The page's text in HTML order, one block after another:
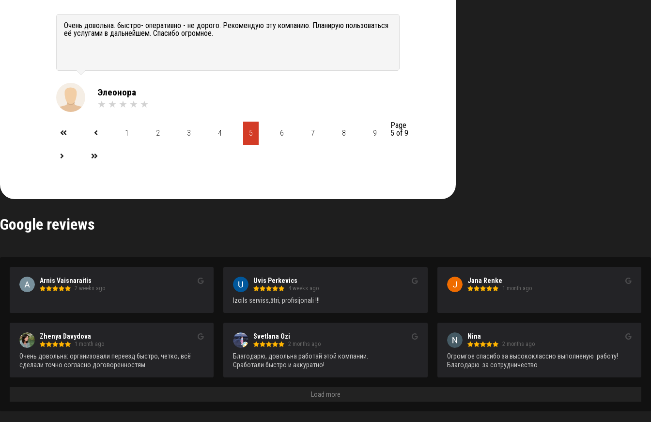
Очень довольна. быстро- оперативно - не дорого. Рекомендую эту компанию. Планирую пользоваться
её услугами в дальнейшем. Спасибо огромное.
Элеонора
1 2 3 4 5 6 7 8 9
Page
5 of 9
Google reviews
Arnis Vaisnaraitis
2 weeks ago
Uvis Perkevics
4 weeks ago
Izcils serviss,ātri, profisijonali !!!
Jana Renke
1 month ago
Zhenya Davydova
1 month ago
Очень довольна: организовали переезд быстро, четко, всё
сделали точно согласно договоренностям.
Svetlana Ozi
2 months ago
Благодарю, довольна работай этой компании.
Сработали быстро и аккуратно!
Nina
2 months ago
Огромгое спасибо за высококлассно выполненую  работу!
Благодарю  за сотрудничество.
Load more